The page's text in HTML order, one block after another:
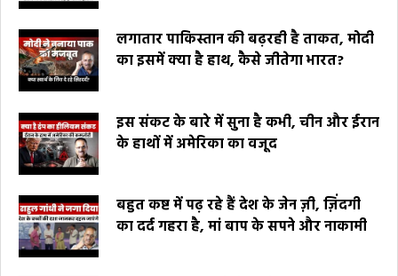
लगातार पाकिस्तान की बढ़रही है ताकत, मोदी
का इसमें क्या है हाथ, कैसे जीतेगा भारत?
इस संकट के बारे में सुना है कभी, चीन और ईरान
के हाथों में अमेरिका का वजूद
बहुत कष्ट में पढ़ रहे हैं देश के जेन ज़ी, ज़िंदगी
का दर्द गहरा है, मां बाप के सपने और नाकामी